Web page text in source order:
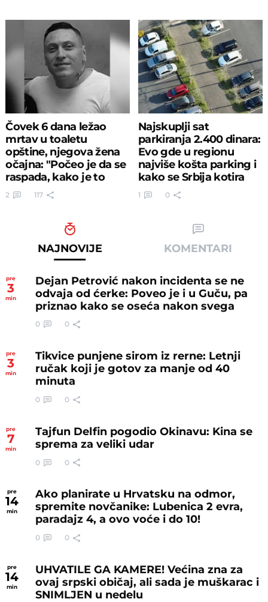
Čovek 6 dana ležao
mrtav u toaletu
opštine, njegova žena
očajna: "Počeo je da se
raspada, kako je to
moguće"
2 117
Najskuplji sat
parkiranja 2.400 dinara:
Evo gde u regionu
najviše košta parking i
kako se Srbija kotira
1 0
NAJNOVIJE KOMENTARI
pre
3
min
Dejan Petrović nakon incidenta se ne
odvaja od ćerke: Poveo je i u Guču, pa
priznao kako se oseća nakon svega
0 0
pre
3
min
Tikvice punjene sirom iz rerne: Letnji
ručak koji je gotov za manje od 40
minuta
0 0
pre
7
min
Tajfun Delfin pogodio Okinavu: Kina se
sprema za veliki udar
0 0
pre
14
min
Ako planirate u Hrvatsku na odmor,
spremite novčanike: Lubenica 2 evra,
paradajz 4, a ovo voće i do 10!
0 0
pre
14
min
UHVATILE GA KAMERE! Većina zna za
ovaj srpski običaj, ali sada je muškarac i
SNIMLJEN u nedelu